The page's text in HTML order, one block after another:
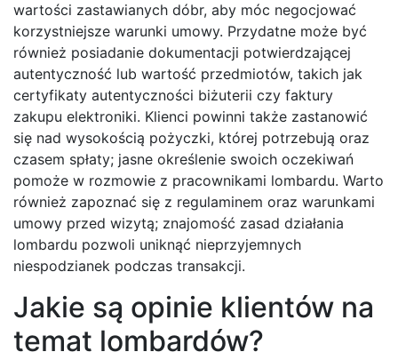
wartości zastawianych dóbr, aby móc negocjować
korzystniejsze warunki umowy. Przydatne może być
również posiadanie dokumentacji potwierdzającej
autentyczność lub wartość przedmiotów, takich jak
certyfikaty autentyczności biżuterii czy faktury
zakupu elektroniki. Klienci powinni także zastanowić
się nad wysokością pożyczki, której potrzebują oraz
czasem spłaty; jasne określenie swoich oczekiwań
pomoże w rozmowie z pracownikami lombardu. Warto
również zapoznać się z regulaminem oraz warunkami
umowy przed wizytą; znajomość zasad działania
lombardu pozwoli uniknąć nieprzyjemnych
niespodzianek podczas transakcji.
Jakie są opinie klientów na
temat lombardów?